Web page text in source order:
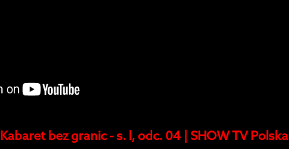
Kabaret bez granic - s. l, odc. 04 | SHOW TV Polska